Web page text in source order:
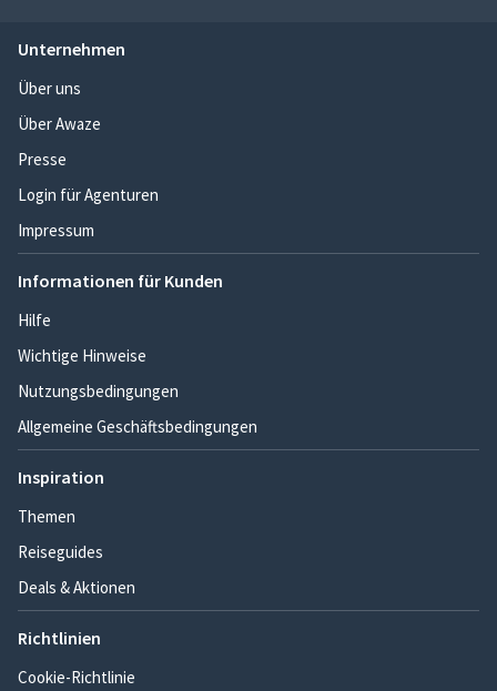
Unternehmen
Über uns
Über Awaze
Presse
Login für Agenturen
Impressum
Informationen für Kunden
Hilfe
Wichtige Hinweise
Nutzungsbedingungen
Allgemeine Geschäftsbedingungen
Inspiration
Themen
Reiseguides
Deals & Aktionen
Richtlinien
Cookie-Richtlinie